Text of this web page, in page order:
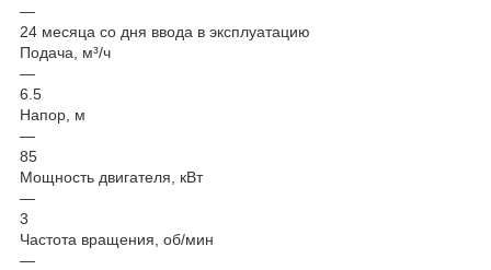
—
24 месяца со дня ввода в эксплуатацию
Подача, м³/ч
—
6.5
Напор, м
—
85
Мощность двигателя, кВт
—
3
Частота вращения, об/мин
—